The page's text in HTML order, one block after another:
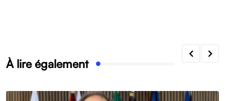
À lire également